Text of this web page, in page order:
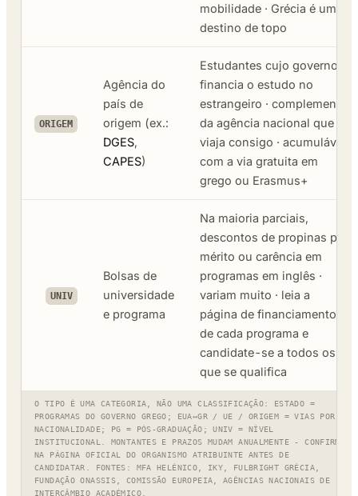
mobilidade · Grécia é um
destino de topo
ORIGEM
Agência do
país de
origem (ex.:
DGES,
CAPES)
Estudantes cujo governo
financia o estudo no
estrangeiro · complemento
da agência nacional que
viaja consigo · acumulável
com a via gratuita em
grego ou Erasmus+
UNIV
Bolsas de
universidade
e programa
Na maioria parciais,
descontos de propinas por
mérito ou carência em
programas em inglês ·
variam muito · leia a
página de financiamento
de cada programa e
candidate-se a todos os
que se qualifica
O TIPO É UMA CATEGORIA, NÃO UMA CLASSIFICAÇÃO: ESTADO =
PROGRAMAS DO GOVERNO GREGO; EUA↔GR / UE / ORIGEM = VIAS POR
NACIONALIDADE; PG = PÓS-GRADUAÇÃO; UNIV = NÍVEL
INSTITUCIONAL. MONTANTES E PRAZOS MUDAM ANUALMENTE - CONFIRME
NA PÁGINA OFICIAL DO ORGANISMO ATRIBUINTE ANTES DE
CANDIDATAR. FONTES: MFA HELÉNICO, IKY, FULBRIGHT GRÉCIA,
FUNDAÇÃO ONASSIS, COMISSÃO EUROPEIA, AGÊNCIAS NACIONAIS DE
INTERCÂMBIO ACADÉMICO.